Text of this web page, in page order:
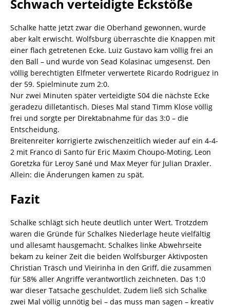
Schwach verteidigte Eckstöße
Schalke hatte jetzt zwar die Oberhand gewonnen, wurde
aber kalt erwischt. Wolfsburg überraschte die Knappen mit
einer flach getretenen Ecke. Luiz Gustavo kam völlig frei an
den Ball – und wurde von Sead Kolasinac umgesenst. Den
völlig berechtigten Elfmeter verwertete Ricardo Rodriguez in
der 59. Spielminute zum 2:0.
Nur zwei Minuten später verteidigte S04 die nächste Ecke
geradezu dilletantisch. Dieses Mal stand Timm Klose völlig
frei und sorgte per Direktabnahme für das 3:0 – die
Entscheidung.
Breitenreiter korrigierte zwischenzeitlich wieder auf ein 4-4-
2 mit Franco di Santo für Eric Maxim Choupo-Moting, Leon
Goretzka für Leroy Sané und Max Meyer für Julian Draxler.
Allein: die Änderungen kamen zu spät.
Fazit
Schalke schlägt sich heute deutlich unter Wert. Trotzdem
waren die Gründe für Schalkes Niederlage heute vielfältig
und allesamt hausgemacht. Schalkes linke Abwehrseite
bekam zu keiner Zeit die beiden Wolfsburger Aktivposten
Christian Träsch und Vieirinha in den Griff, die zusammen
für 58% aller Angriffe verantwortlich zeichneten. Das 1:0
war dieser Tatsache geschuldet. Zudem ließ sich Schalke
zwei Mal völlig unnötig bei – das muss man sagen – kreativ